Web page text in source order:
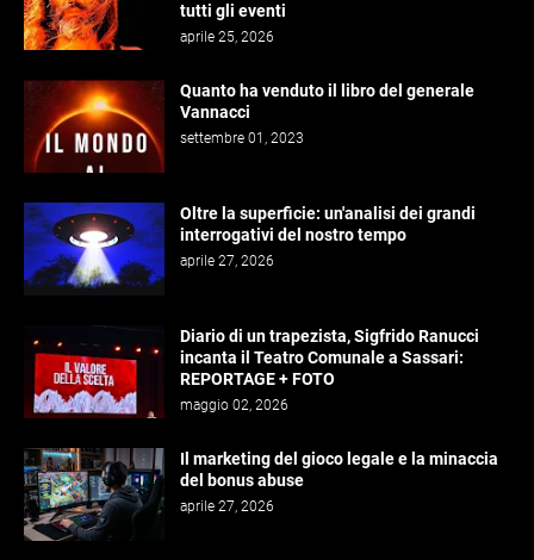
tutti gli eventi
aprile 25, 2026
Quanto ha venduto il libro del generale
Vannacci
settembre 01, 2023
Oltre la superficie: un'analisi dei grandi
interrogativi del nostro tempo
aprile 27, 2026
Diario di un trapezista, Sigfrido Ranucci
incanta il Teatro Comunale a Sassari:
REPORTAGE + FOTO
maggio 02, 2026
Il marketing del gioco legale e la minaccia
del bonus abuse
aprile 27, 2026